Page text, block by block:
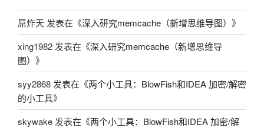
屌炸天 发表在《深入研究memcache（新增思维导图） 》
xing1982 发表在《深入研究memcache（新增思维导
图） 》
syy2868 发表在《两个小工具：BlowFish和IDEA 加密/解密
的小工具》
skywake 发表在《两个小工具：BlowFish和IDEA 加密/解